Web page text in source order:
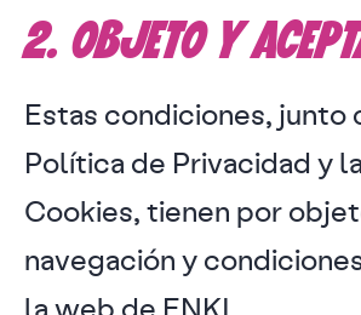
2. OBJETO Y
Estas condiciones, junto
Política de Privacidad y
Cookies, tienen por
navegación y
la web de ENKI